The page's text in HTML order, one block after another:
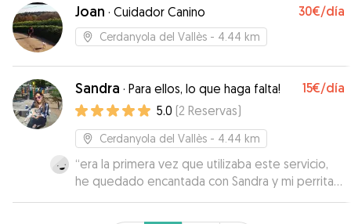
informados y nos ha enviado fotos, lo que nos
ha dado mucha tranquilidad.”
Joan · Cuidador Canino 30€/día
Cerdanyola del Vallès - 4.44 km
Sandra · Para ellos, lo que haga falta! 15€/día
5.0 (2 Reservas)
Cerdanyola del Vallès - 4.44 km
“era la primera vez que utilizaba este servicio,
he quedado encantada con Sandra y mi perrita
mas, es una persona muy dulce a la que se nota